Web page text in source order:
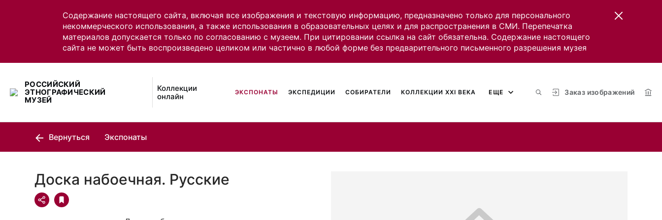
Содержание настоящего сайта, включая все изображения и текстовую информацию, предназначено только для персонального
некоммерческого использования, а также использования в образовательных целях и для распространения в СМИ. Перепечатка
материалов допускается только по согласованию с музеем. При цитировании ссылка на сайт обязательна. Содержание настоящего
сайта не может быть воспроизведено целиком или частично в любой форме без предварительного письменного разрешения музея
РОССИЙСКИЙ
ЭТНОГРАФИЧЕСКИЙ
МУЗЕЙ
Коллекции
онлайн
Заказ изображений
ЭКСПОНАТЫ ЭКСПЕДИЦИИ СОБИРАТЕЛИ КОЛЛЕКЦИИ XXI ВЕКА ЕЩЕ
Вернуться Экспонаты
Доска набоечная. Русские